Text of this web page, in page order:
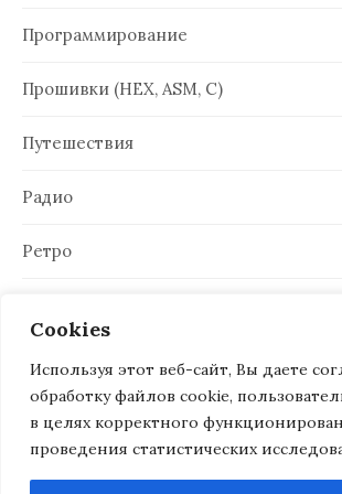
Cookies
Используя этот веб-сайт, Вы даете
обработку файлов cookie,
в целях корректного
проведения статистических
Программирование
Прошивки (HEX, ASM, C)
Путешествия
Радио
Ретро